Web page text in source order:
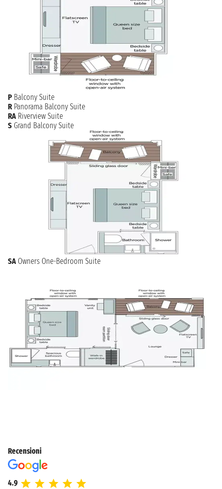
P Balcony Suite
R Panorama Balcony Suite
RA Riverview Suite
S Grand Balcony Suite
SA Owners One-Bedroom Suite
Recensioni
4.9